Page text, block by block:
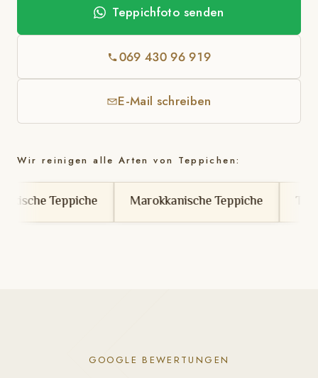
Teppichfoto senden
069 430 96 919
E-Mail schreiben
Wir reinigen alle Arten von Teppichen:
Marokkanische Teppiche Tunesische
GOOGLE BEWERTUNGEN